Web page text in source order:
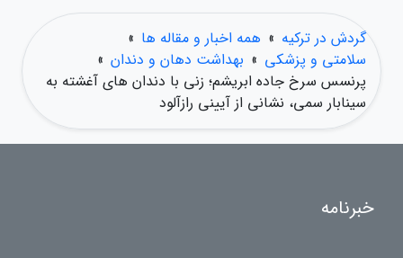
گردش در ترکیه » همه اخبار و مقاله ها »
سلامتی و پزشکی » بهداشت دهان و دندان »
پرنسس سرخ جاده ابریشم؛ زنی با دندان های آغشته به
سینابار سمی، نشانی از آیینی رازآلود
خبرنامه